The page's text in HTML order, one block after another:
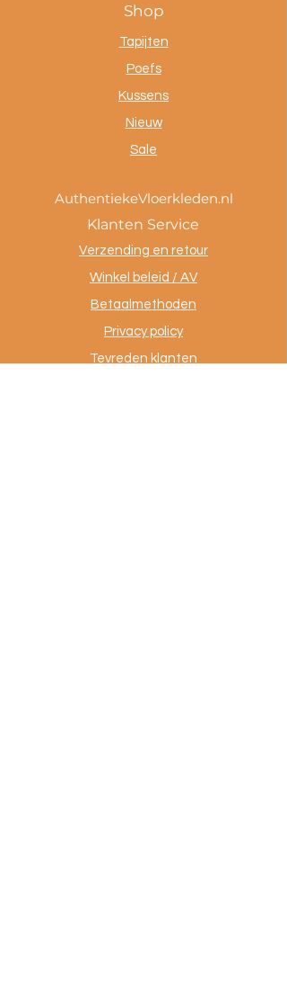
Shop
Tapijten
Poefs
Kussens
Nieuw
Sale
AuthentiekeVloerkleden.nl
Klanten Service
Verzending en retour
Winkel beleid / AV
Betaalmethoden
Privacy policy
Tevreden klanten